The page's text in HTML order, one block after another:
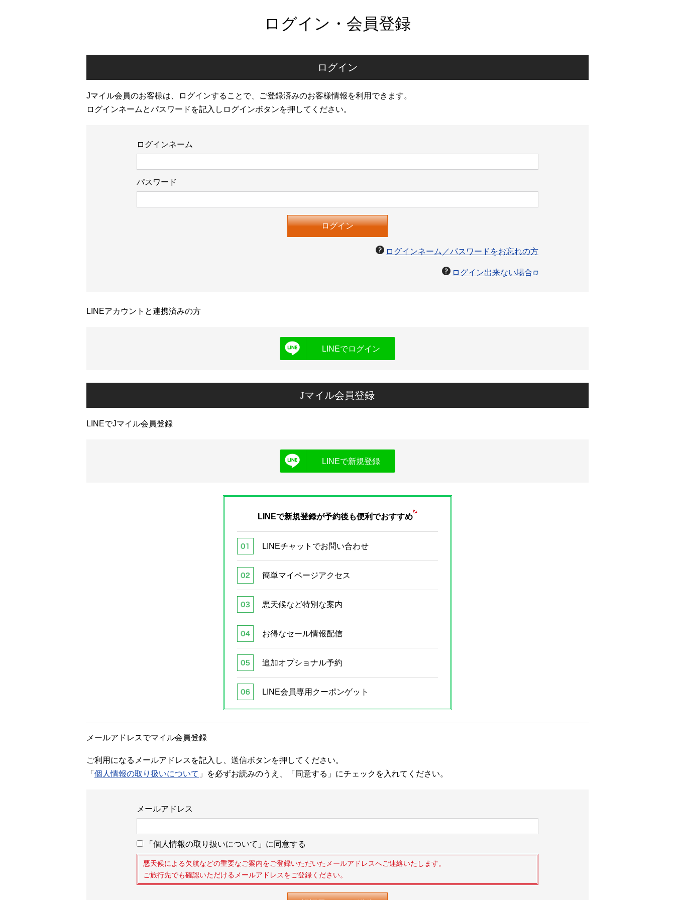
ログイン・会員登録
ログイン
Jマイル会員のお客様は、ログインすることで、ご登録済みのお客様情報を利用できます。
ログインネームとパスワードを記入しログインボタンを押してください。
ログインネーム
パスワード
ログインネーム／パスワードをお忘れの方
ログイン出来ない場合
LINEアカウントと連携済みの方
LINEでログイン
Jマイル会員登録
LINEでJマイル会員登録
LINEで新規登録
LINEで新規登録が予約後も便利でおすすめ
LINEチャットでお問い合わせ
簡単マイページアクセス
悪天候など特別な案内
お得なセール情報配信
追加オプショナル予約
LINE会員専用クーポンゲット
メールアドレスでマイル会員登録
ご利用になるメールアドレスを記入し、送信ボタンを押してください。
「 個人情報の取り扱いについて 」を必ずお読みのうえ、「同意する」にチェックを入れてください。
メールアドレス
「個人情報の取り扱いについて」に同意する
悪天候による欠航などの重要なご案内をご登録いただいたメールアドレスへご連絡いたします。
ご旅行先でも確認いただけるメールアドレスをご登録ください。